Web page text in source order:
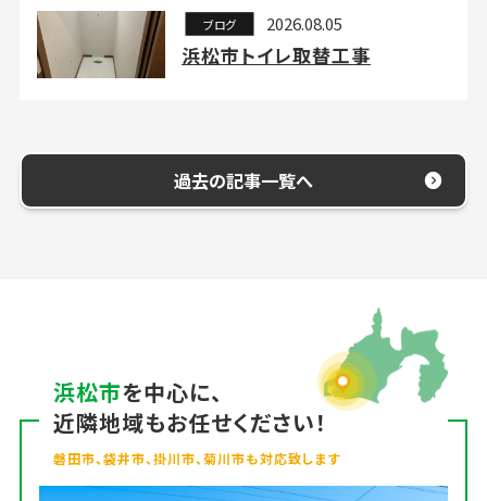
ブログ 2026.08.05
浜松市トイレ取替工事
過去の記事一覧へ
浜松市を中心に、
近隣地域もお任せください！
磐田市、袋井市、掛川市、菊川市も対応致します